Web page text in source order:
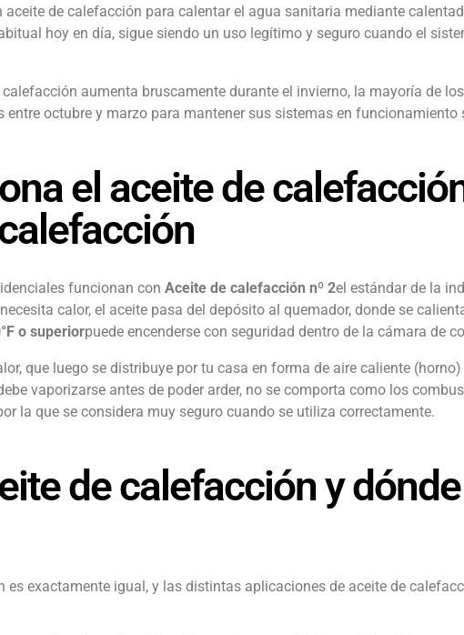
de calefacción para calentar el agua sanitaria mediante
hoy en día, sigue siendo un uso legítimo y seguro cuando el
aumenta bruscamente durante el invierno, la mayoría de
entre octubre y marzo para mantener sus sistemas en funcionamiento
el aceite de
funcionan con Aceite de calefacción nº 2el estándar de la
calor, el aceite pasa del depósito al quemador, donde se
o superiorpuede encenderse con seguridad dentro de la cámara de
que luego se distribuye por tu casa en forma de aire caliente
vaporizarse antes de poder arder, no se comporta como los
la que se considera muy seguro cuando se utiliza correctamente.
de calefacción y
es exactamente igual, y las distintas aplicaciones de aceite de